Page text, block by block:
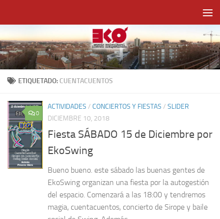
ETIQUETADO: CUENTACUENTOS
0
ACTIVIDADES / CONCIERTOS Y FIESTAS / SLIDER
DICIEMBRE 10, 2018
Fiesta SÁBADO 15 de Diciembre por
EkoSwing
Bueno bueno. este sábado las buenas gentes de
EkoSwing organizan una fiesta por la autogestión
del espacio. Comenzará a las 18:00 y tendremos
magia, cuentacuentos, concierto de Sirope y baile